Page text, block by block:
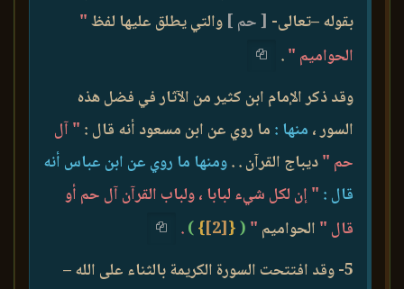
بقوله –تعالى- [ حم ] والتي يطلق عليها لفظ"
الحواميم ".
وقد ذكر الإمام ابن كثير من الآثار في فضل هذه
السور ، منها : ما روي عن ابن مسعود أنه قال : " آل
حم "ديباج القرآن . .ومنها ما روي عن ابن عباس أنه
قال : " إن لكل شيء لبابا ، ولباب القرآن آل حم أو
قال " الحواميم "
(
{
[2]
}
)
.
5- وقد افتتحت السورة الكريمة بالثناء على الله –